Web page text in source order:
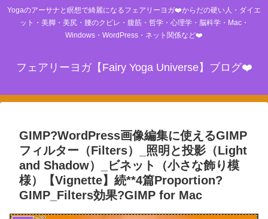
Yogaのアーサナと瞑想で綺麗になるフェアリーヨガ❤️からだの硬い人・ダイエ
ット・美脚・美尻・腰のクビレ・腹筋・哲学・心理学・脳科学・Mac・
Windows・WordPress・ネット関係など❤️
フェアリーヨガ【Fairy Yoga Universe】ブログ❤️
GIMP?WordPress画像編集に使えるGIMP
フィルター（Filters）_照明と投影（Light
and Shadow）_ビネット（小さな飾り模
様）【Vignette】続**4篇Proportion?
GIMP_Filters効果?GIMP for Mac